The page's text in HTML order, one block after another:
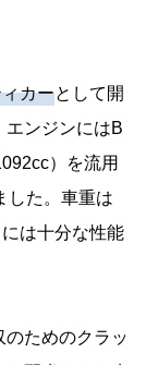
カーとして開
エンジンにはB
）を流用
した。車重は
は十分な性能
ためのクラッ